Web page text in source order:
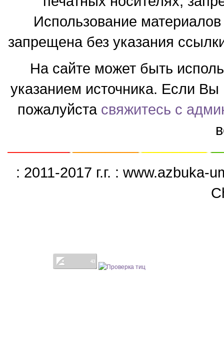
Использование
запрещена без указания
На сайте может быть
указанием источника. Если Вы
пожалуйста свяжитесь с
: 2011-2017 г.г. : www.azbuka-